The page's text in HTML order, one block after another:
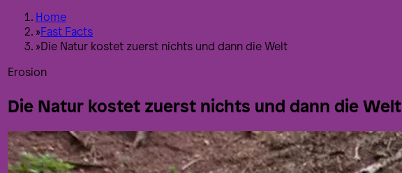
Home
»Fast Facts
»Die Natur kostet zuerst nichts und dann die Welt
Erosion
Die Natur kostet zuerst nichts und dann die Welt